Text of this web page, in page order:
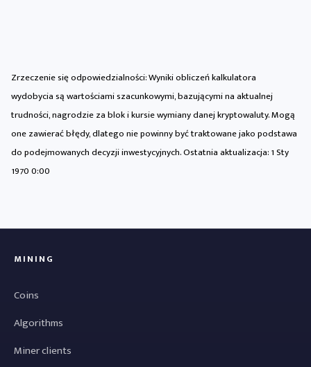
Zrzeczenie się odpowiedzialności: Wyniki obliczeń kalkulatora
wydobycia są wartościami szacunkowymi, bazującymi na aktualnej
trudności, nagrodzie za blok i kursie wymiany danej kryptowaluty. Mogą
one zawierać błędy, dlatego nie powinny być traktowane jako podstawa
do podejmowanych decyzji inwestycyjnych. Ostatnia aktualizacja:1 Sty
1970 0:00
MINING
Coins
Algorithms
Miner clients